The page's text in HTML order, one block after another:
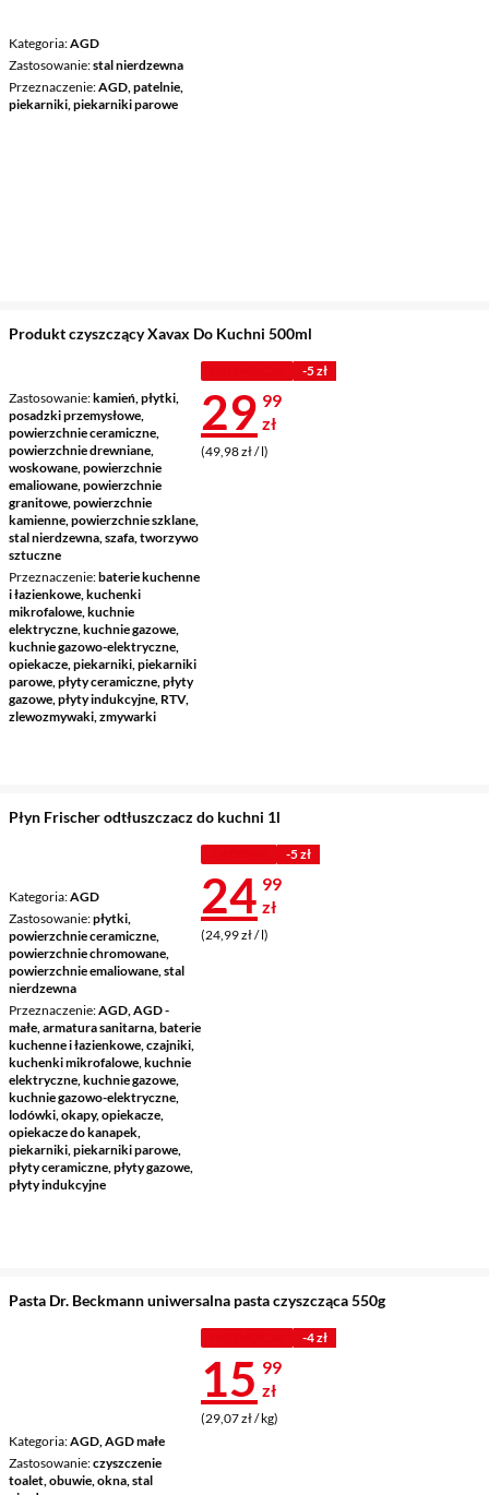
Kategoria AGD
Zastosowanie stal nierdzewna
Przeznaczenie AGD, patelnie,
piekarniki, piekarniki parowe
Produkt czyszczący Xavax Do Kuchni 500ml
Zastosowanie kamień, płytki,
posadzki przemysłowe,
powierzchnie ceramiczne,
powierzchnie drewniane,
woskowane, powierzchnie
emaliowane, powierzchnie
granitowe, powierzchnie
kamienne, powierzchnie szklane,
stal nierdzewna, szafa, tworzywo
sztuczne
Przeznaczenie baterie kuchenne
i łazienkowe, kuchenki
mikrofalowe, kuchnie
elektryczne, kuchnie gazowe,
kuchnie gazowo-elektryczne,
opiekacze, piekarniki, piekarniki
parowe, płyty ceramiczne, płyty
gazowe, płyty indukcyjne, RTV,
zlewozmywaki, zmywarki
-5 zł
Cena 29,99
29 99
zł
(49,98 zł / l)
Płyn Frischer odtłuszczacz do kuchni 1l
Kategoria AGD
Zastosowanie płytki,
powierzchnie ceramiczne,
powierzchnie chromowane,
powierzchnie emaliowane, stal
nierdzewna
Przeznaczenie AGD, AGD -
małe, armatura sanitarna, baterie
kuchenne i łazienkowe, czajniki,
kuchenki mikrofalowe, kuchnie
elektryczne, kuchnie gazowe,
kuchnie gazowo-elektryczne,
lodówki, okapy, opiekacze,
opiekacze do kanapek,
piekarniki, piekarniki parowe,
płyty ceramiczne, płyty gazowe,
płyty indukcyjne
-5 zł
Cena 24,99
24 99
zł
(24,99 zł / l)
Pasta Dr. Beckmann uniwersalna pasta czyszcząca 550g
Kategoria AGD, AGD małe
Zastosowanie czyszczenie
toalet, obuwie, okna, stal
-4 zł
Cena 15,99
15 99
zł
(29,07 zł / kg)